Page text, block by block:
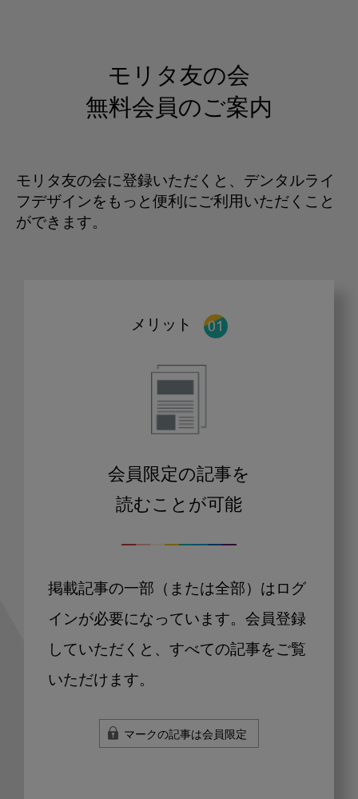
モリタ友の会
無料会員のご案内
モリタ友の会に登録いただくと、デンタルライ
フデザインをもっと便利にご利用いただくこと
ができます。
メリット
会員限定の記事を
読むことが可能
掲載記事の一部（または全部）はログ
インが必要になっています。会員登録
していただくと、すべての記事をご覧
いただけます。
マークの記事は会員限定